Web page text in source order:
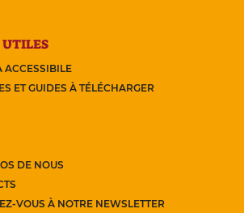
ACCESSIBILE
ET GUIDES À TÉLÉCHARGER
DE NOUS
VOUS À NOTRE NEWSLETTER